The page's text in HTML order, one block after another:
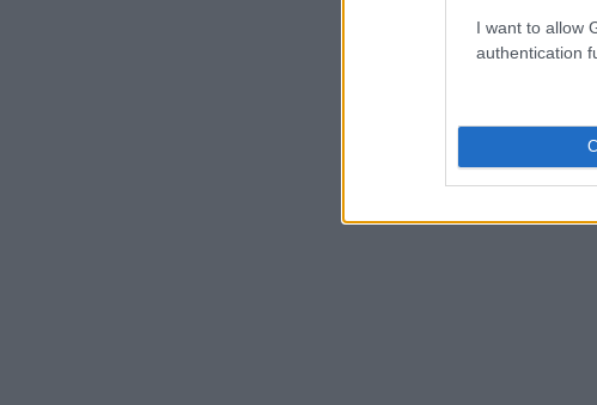
I want to allow
authentication